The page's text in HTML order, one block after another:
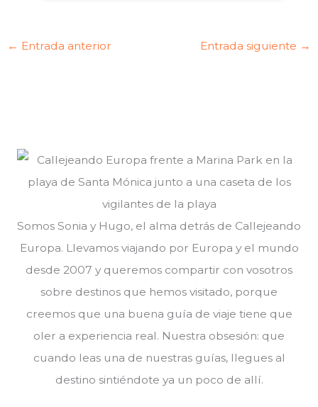
← Entrada anterior Entrada siguiente →
Somos Sonia y Hugo, el alma detrás de Callejeando
Europa. Llevamos viajando por Europa y el mundo
desde 2007 y queremos compartir con vosotros
sobre destinos que hemos visitado, porque
creemos que una buena guía de viaje tiene que
oler a experiencia real. Nuestra obsesión: que
cuando leas una de nuestras guías, llegues al
destino sintiéndote ya un poco de allí.